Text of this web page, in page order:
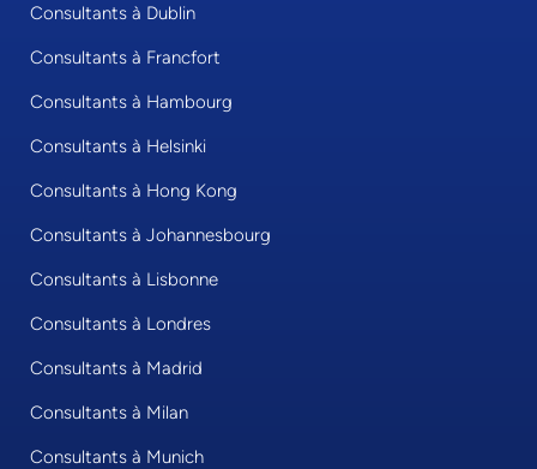
Consultants à Dublin
Consultants à Francfort
Consultants à Hambourg
Consultants à Helsinki
Consultants à Hong Kong
Consultants à Johannesbourg
Consultants à Lisbonne
Consultants à Londres
Consultants à Madrid
Consultants à Milan
Consultants à Munich